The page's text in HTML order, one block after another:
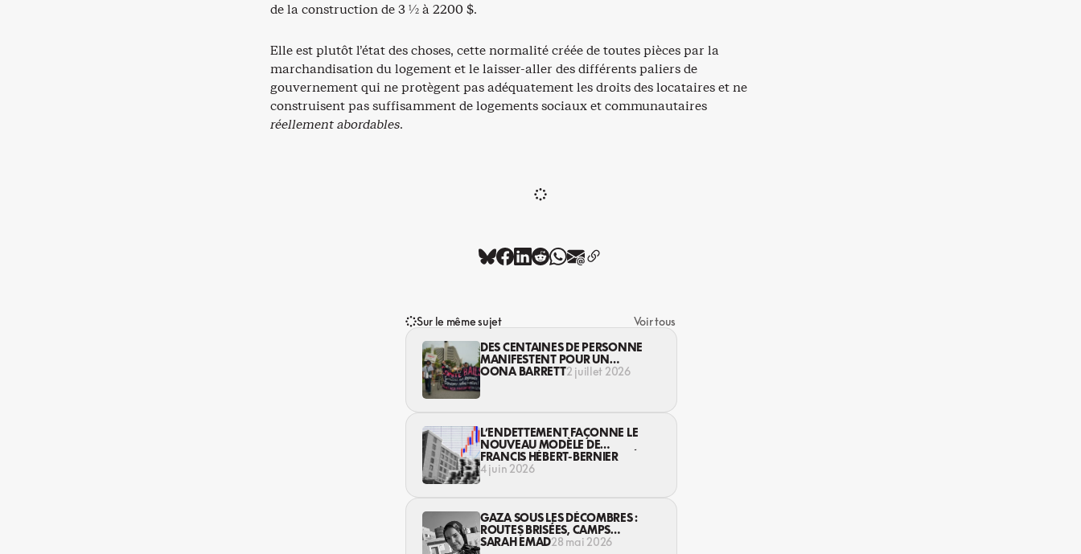
de la construction de 3 ½ à 2200 $.
Elle est plutôt l’état des choses, cette normalité créée de toutes pièces par la
marchandisation du logement et le laisser-aller des différents paliers de
gouvernement qui ne protègent pas adéquatement les droits des locataires et ne
construisent pas suffisamment de logements sociaux et communautaires
réellement abordables.
Sur le même sujet
Voir tous
DES CENTAINES DE PERSONNE
MANIFESTENT POUR UN
MEILLEUR DROIT AU LOGEMENT
OONA BARRETT2 juillet 2026
L’ENDETTEMENT FAÇONNE LE
NOUVEAU MODÈLE DE
LOGEMENTS SUBVENTIONNÉS
AU QUÉBEC
FRANCIS HÉBERT-BERNIER
4 juin 2026
GAZA SOUS LES DÉCOMBRES :
ROUTES BRISÉES, CAMPS
INFESTÉS ET CESSEZ-LE-FEU SANS
SARAH EMAD28 mai 2026